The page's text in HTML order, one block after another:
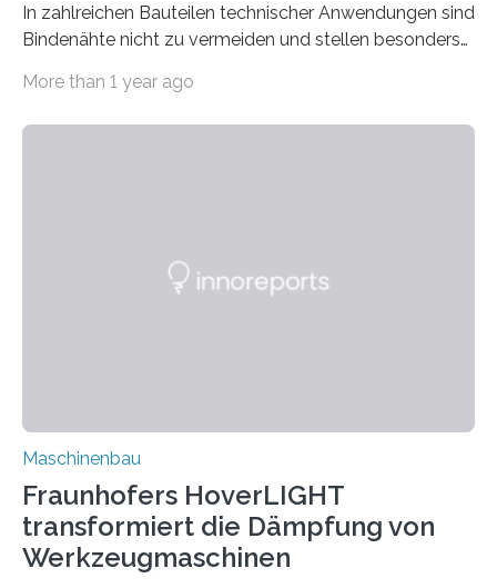
In zahlreichen Bauteilen technischer Anwendungen sind
Bindenähte nicht zu vermeiden und stellen besonders
Matrixmaterials eine große Herausforderung dar.
Durch den verstärkten Einsatz von Rezyklaten
More than 1 year ago
Maschinenbau
Fraunhofers HoverLIGHT
transformiert die Dämpfung von
Werkzeugmaschinen